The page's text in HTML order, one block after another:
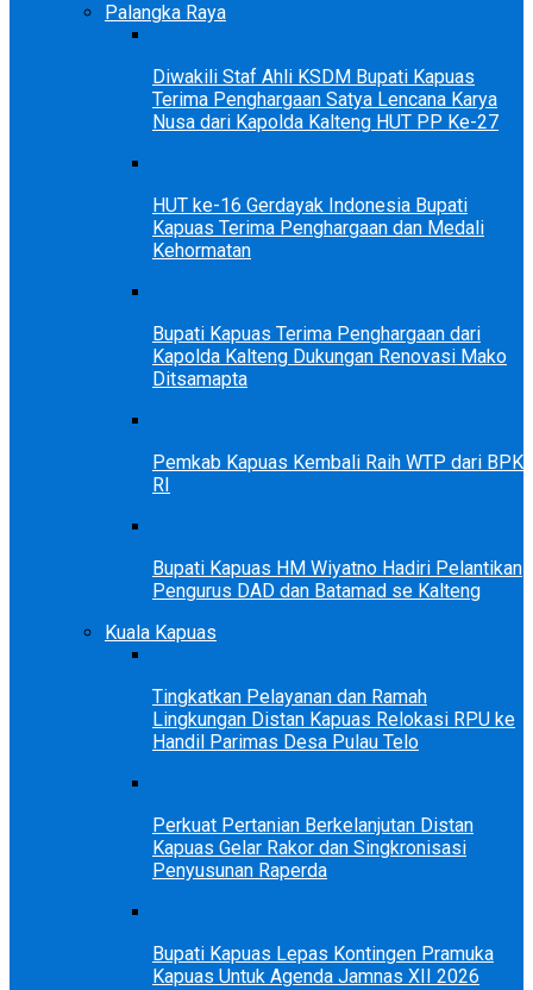
Palangka Raya
Diwakili Staf Ahli KSDM Bupati Kapuas
Terima Penghargaan Satya Lencana Karya
Nusa dari Kapolda Kalteng HUT PP Ke-27
HUT ke-16 Gerdayak Indonesia Bupati
Kapuas Terima Penghargaan dan Medali
Kehormatan
Bupati Kapuas Terima Penghargaan dari
Kapolda Kalteng Dukungan Renovasi Mako
Ditsamapta
Pemkab Kapuas Kembali Raih WTP dari BPK
RI
Bupati Kapuas HM Wiyatno Hadiri Pelantikan
Pengurus DAD dan Batamad se Kalteng
Kuala Kapuas
Tingkatkan Pelayanan dan Ramah
Lingkungan Distan Kapuas Relokasi RPU ke
Handil Parimas Desa Pulau Telo
Perkuat Pertanian Berkelanjutan Distan
Kapuas Gelar Rakor dan Singkronisasi
Penyusunan Raperda
Bupati Kapuas Lepas Kontingen Pramuka
Kapuas Untuk Agenda Jamnas XII 2026